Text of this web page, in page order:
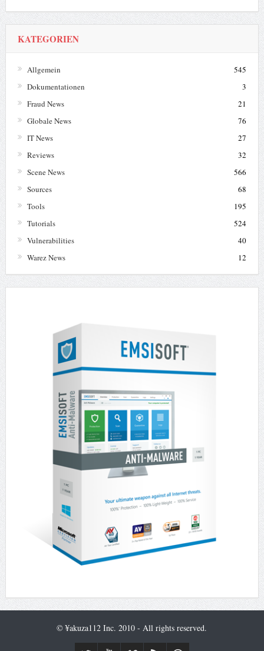
KATEGORIEN
Allgemein
545
Dokumentationen
3
Fraud News
21
Globale News
76
IT News
27
Reviews
32
Scene News
566
Sources
68
Tools
195
Tutorials
524
Vulnerabilities
40
Warez News
12
© ¥akuza112 Inc. 2010 - All rights reserved.